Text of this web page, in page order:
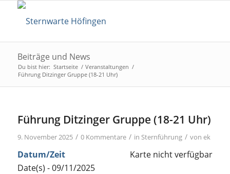
Beiträge und News
Du bist hier: Startseite / Veranstaltungen /
Führung Ditzinger Gruppe (18-21 Uhr)
Führung Ditzinger Gruppe (18-21 Uhr)
9. November 2025 / 0 Kommentare / in Sternführung / von ek
Karte nicht verfügbar
Datum/Zeit
Date(s) - 09/11/2025